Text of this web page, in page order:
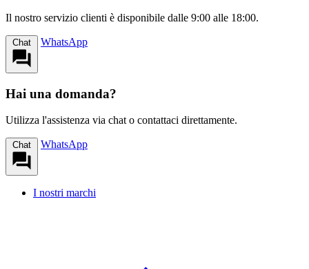
Il nostro servizio clienti è disponibile dalle 9:00 alle 18:00.
Chat WhatsApp
Hai una domanda?
Utilizza l'assistenza via chat o contattaci direttamente.
Chat WhatsApp
I nostri marchi